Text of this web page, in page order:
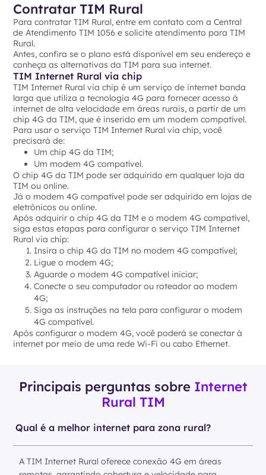
Contratar TIM Rural
Para contratar TIM Rural, entre em contato com a Central
de Atendimento TIM 1056 e solicite atendimento para TIM
Rural.
Antes, confira se o plano está disponível em seu endereço e
conheça as alternativas da TIM para sua internet.
TIM Internet Rural via chip
TIM Internet Rural via chip é um serviço de internet banda
larga que utiliza a tecnologia 4G para fornecer acesso à
internet de alta velocidade em áreas rurais, a partir de um
chip 4G da TIM, que é inserido em um modem compatível.
Para usar o serviço TIM Internet Rural via chip, você
precisará de:
Um chip 4G da TIM;
Um modem 4G compatível.
O chip 4G da TIM pode ser adquirido em qualquer loja da
TIM ou online.
Já o modem 4G compatível pode ser adquirido em lojas de
eletrônicos ou online.
Após adquirir o chip 4G da TIM e o modem 4G compatível,
siga estas etapas para configurar o serviço TIM Internet
Rural via chip:
Insira o chip 4G da TIM no modem 4G compatível;
Ligue o modem 4G;
Aguarde o modem 4G compatível iniciar;
Conecte o seu computador ou roteador ao modem
4G;
Siga as instruções na tela para configurar o modem
4G compatível.
Após configurar o modem 4G, você poderá se conectar à
internet por meio de uma rede Wi-Fi ou cabo Ethernet.
Principais perguntas sobre Internet
Rural TIM
Qual é a melhor internet para zona rural?
A TIM Internet Rural oferece conexão 4G em áreas